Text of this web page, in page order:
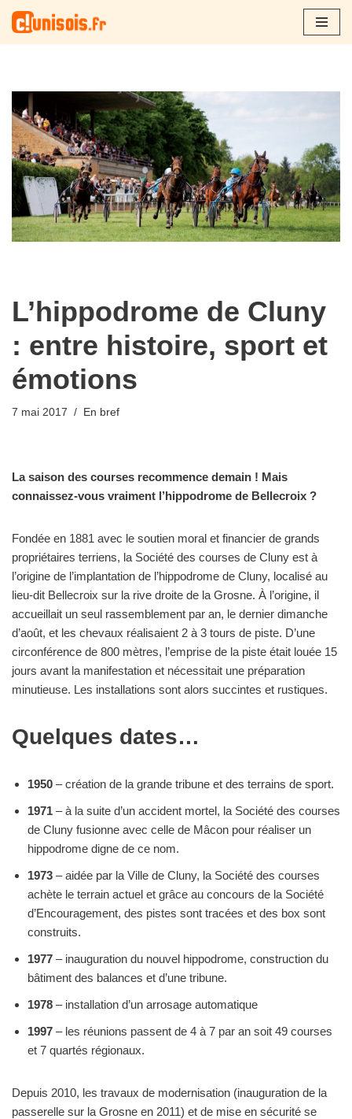
Aller
L’hippodrome de Cluny
: entre histoire, sport et
émotions
7 mai 2017 En bref
La saison des courses recommence demain ! Mais
connaissez-vous vraiment l’hippodrome de Bellecroix ?
Fondée en 1881 avec le soutien moral et financier de grands
propriétaires terriens, la Société des courses de Cluny est à
l’origine de l’implantation de l’hippodrome de Cluny, localisé au
lieu-dit Bellecroix sur la rive droite de la Grosne. À l’origine, il
accueillait un seul rassemblement par an, le dernier dimanche
d’août, et les chevaux réalisaient 2 à 3 tours de piste. D’une
circonférence de 800 mètres, l’emprise de la piste était louée 15
jours avant la manifestation et nécessitait une préparation
minutieuse. Les installations sont alors succintes et rustiques.
Quelques dates…
1950 – création de la grande tribune et des terrains de sport.
1971 – à la suite d’un accident mortel, la Société des courses
de Cluny fusionne avec celle de Mâcon pour réaliser un
hippodrome digne de ce nom.
1973 – aidée par la Ville de Cluny, la Société des courses
achète le terrain actuel et grâce au concours de la Société
d’Encouragement, des pistes sont tracées et des box sont
construits.
1977 – inauguration du nouvel hippodrome, construction du
bâtiment des balances et d’une tribune.
1978 – installation d’un arrosage automatique
1997 – les réunions passent de 4 à 7 par an soit 49 courses
et 7 quartés régionaux.
Depuis 2010, les travaux de modernisation (inauguration de la
passerelle sur la Grosne en 2011) et de mise en sécurité se